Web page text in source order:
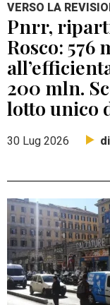
VERSO LA
Pnrr,
Rosco:
200 mln.
lotto unico
30 Lug 2026